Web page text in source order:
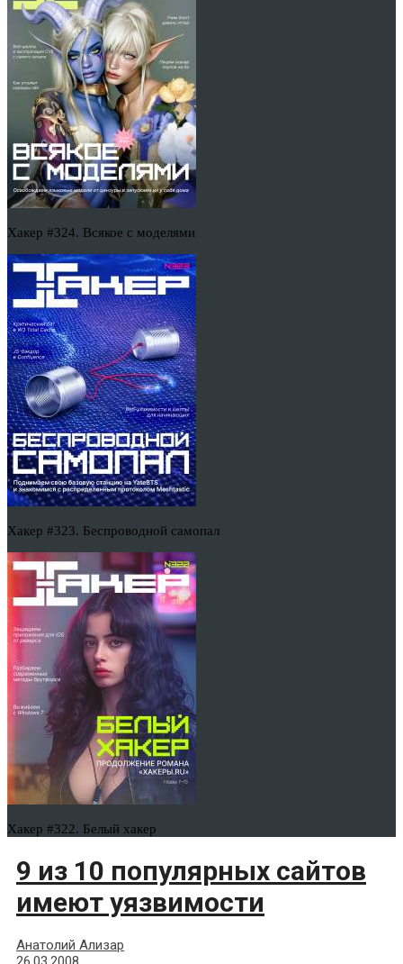
Хакер #324. Всякое с моделями
Хакер #323. Беспроводной самопал
Хакер #322. Белый хакер
9 из 10 популярных сайтов
имеют уязвимости
Анатолий Ализар